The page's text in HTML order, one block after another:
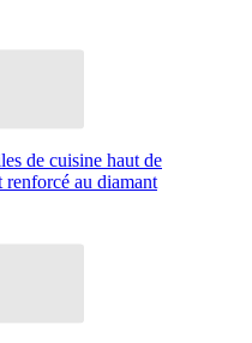
de cuisine haut de
renforcé au diamant